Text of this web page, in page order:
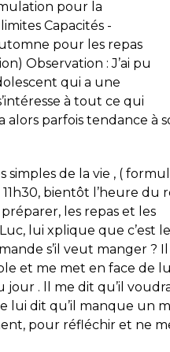
pour la
Capacités -
pour les repas
Observation : J’ai pu
qui a une
à tout ce qui
alors parfois tendance à
simples de la vie , (
bientôt l’heure du
les repas et les
lui xplique que c’est le
s’il veut manger ?
et me met en face de
. ll me dit qu’il
lui dit qu’il manque un
pour réfléchir et ne